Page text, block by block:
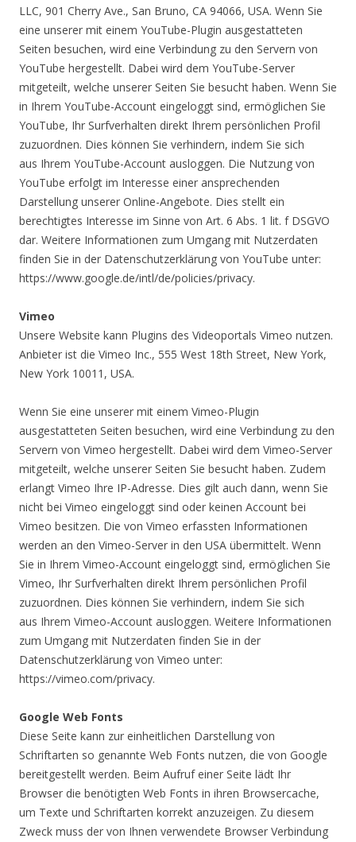
LLC, 901 Cherry Ave., San Bruno, CA 94066, USA. Wenn Sie
eine unserer mit einem YouTube-Plugin ausgestatteten
Seiten besuchen, wird eine Verbindung zu den Servern von
YouTube hergestellt. Dabei wird dem YouTube-Server
mitgeteilt, welche unserer Seiten Sie besucht haben. Wenn Sie
in Ihrem YouTube-Account eingeloggt sind, ermöglichen Sie
YouTube, Ihr Surfverhalten direkt Ihrem persönlichen Profil
zuzuordnen. Dies können Sie verhindern, indem Sie sich
aus Ihrem YouTube-Account ausloggen. Die Nutzung von
YouTube erfolgt im Interesse einer ansprechenden
Darstellung unserer Online-Angebote. Dies stellt ein
berechtigtes Interesse im Sinne von Art. 6 Abs. 1 lit. f DSGVO
dar. Weitere Informationen zum Umgang mit Nutzerdaten
finden Sie in der Datenschutzerklärung von YouTube unter:
https://www.google.de/intl/de/policies/privacy.
Vimeo
Unsere Website kann Plugins des Videoportals Vimeo nutzen.
Anbieter ist die Vimeo Inc., 555 West 18th Street, New York,
New York 10011, USA.
Wenn Sie eine unserer mit einem Vimeo-Plugin
ausgestatteten Seiten besuchen, wird eine Verbindung zu den
Servern von Vimeo hergestellt. Dabei wird dem Vimeo-Server
mitgeteilt, welche unserer Seiten Sie besucht haben. Zudem
erlangt Vimeo Ihre IP-Adresse. Dies gilt auch dann, wenn Sie
nicht bei Vimeo eingeloggt sind oder keinen Account bei
Vimeo besitzen. Die von Vimeo erfassten Informationen
werden an den Vimeo-Server in den USA übermittelt. Wenn
Sie in Ihrem Vimeo-Account eingeloggt sind, ermöglichen Sie
Vimeo, Ihr Surfverhalten direkt Ihrem persönlichen Profil
zuzuordnen. Dies können Sie verhindern, indem Sie sich
aus Ihrem Vimeo-Account ausloggen. Weitere Informationen
zum Umgang mit Nutzerdaten finden Sie in der
Datenschutzerklärung von Vimeo unter:
https://vimeo.com/privacy.
Google Web Fonts
Diese Seite kann zur einheitlichen Darstellung von
Schriftarten so genannte Web Fonts nutzen, die von Google
bereitgestellt werden. Beim Aufruf einer Seite lädt Ihr
Browser die benötigten Web Fonts in ihren Browsercache,
um Texte und Schriftarten korrekt anzuzeigen. Zu diesem
Zweck muss der von Ihnen verwendete Browser Verbindung